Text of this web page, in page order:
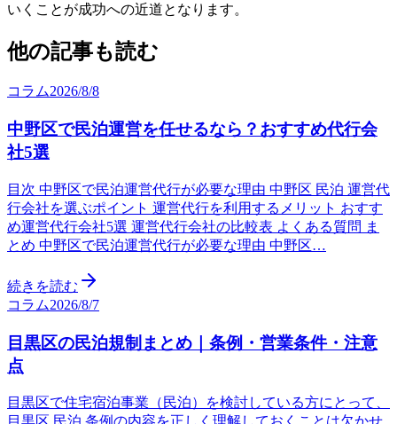
いくことが成功への近道となります。
他の記事も読む
コラム2026/8/8
中野区で民泊運営を任せるなら？おすすめ代行会
社5選
目次 中野区で民泊運営代行が必要な理由 中野区 民泊 運営代
行会社を選ぶポイント 運営代行を利用するメリット おすす
め運営代行会社5選 運営代行会社の比較表 よくある質問 ま
とめ 中野区で民泊運営代行が必要な理由 中野区…
続きを読む
コラム2026/8/7
目黒区の民泊規制まとめ｜条例・営業条件・注意
点
目黒区で住宅宿泊事業（民泊）を検討している方にとって、